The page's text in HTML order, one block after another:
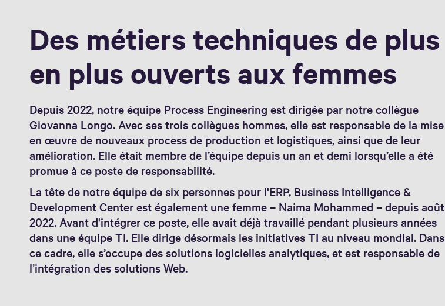
Des métiers techniques de plus
en plus ouverts aux femmes
Depuis 2022, notre équipe Process Engineering est dirigée par notre collègue
Giovanna Longo. Avec ses trois collègues hommes, elle est responsable de la mise
en œuvre de nouveaux process de production et logistiques, ainsi que de leur
amélioration. Elle était membre de l’équipe depuis un an et demi lorsqu’elle a été
promue à ce poste de responsabilité.
La tête de notre équipe de six personnes pour l'ERP, Business Intelligence &
Development Center est également une femme – Naima Mohammed – depuis août
2022. Avant d'intégrer ce poste, elle avait déjà travaillé pendant plusieurs années
dans une équipe TI. Elle dirige désormais les initiatives TI au niveau mondial. Dans
ce cadre, elle s’occupe des solutions logicielles analytiques, et est responsable de
l’intégration des solutions Web.